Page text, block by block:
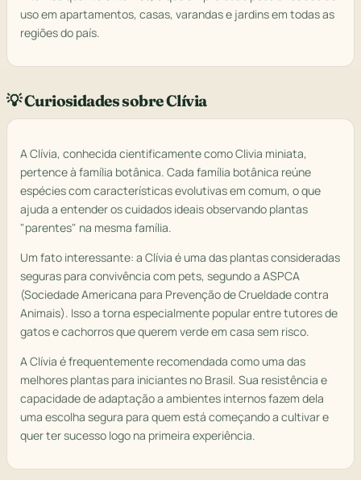
uso em apartamentos, casas, varandas e jardins em todas as
regiões do país.
💡 Curiosidades sobre Clívia
A Clívia, conhecida cientificamente como Clivia miniata,
pertence à família botânica. Cada família botânica reúne
espécies com características evolutivas em comum, o que
ajuda a entender os cuidados ideais observando plantas
"parentes" na mesma família.
Um fato interessante: a Clívia é uma das plantas consideradas
seguras para convivência com pets, segundo a ASPCA
(Sociedade Americana para Prevenção de Crueldade contra
Animais). Isso a torna especialmente popular entre tutores de
gatos e cachorros que querem verde em casa sem risco.
A Clívia é frequentemente recomendada como uma das
melhores plantas para iniciantes no Brasil. Sua resistência e
capacidade de adaptação a ambientes internos fazem dela
uma escolha segura para quem está começando a cultivar e
quer ter sucesso logo na primeira experiência.